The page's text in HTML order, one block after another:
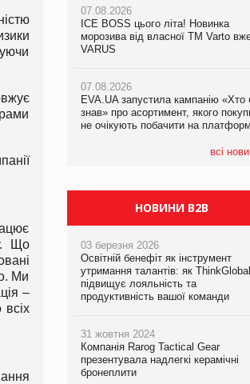
Що
Ми
–
07.08.2026
ICE BOSS цього літа! Новинка
морозива від власної ТМ Varto
VARUS
07.08.2026
EVA.UA запустила кампанію «Хто
знав» про асортимент, якого
не очікують побачити на
всі
06.08.2026
Смачна новинка для хвостатих: у
VARUS з’явилися паучі Varto Paw
05.08.2026
Мережа супермаркетів VARUS
мережу магазинів формату
компанія налічуватиме 374
07.08.2026
Франція заборонила рекламні
НОВИНИ B2B
03 березня 2026
Освітній бенефіт як інструмент
утримання талантів: як ThinkGlobal
підвищує лояльність та
продуктивність вашої команди
31 жовтня 2024
Компанія Rarog Tactical Gear
презентувала надлегкі керамічні
бронеплити